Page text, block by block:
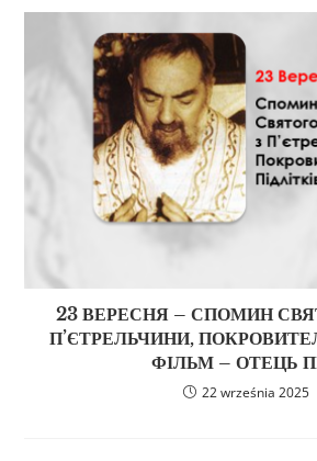
23 ВЕРЕСНЯ – СПОМИН
П’ЄТРЕЛЬЧИНИ,
ФІЛЬМ – ОТЕЦЬ
22 września 2025